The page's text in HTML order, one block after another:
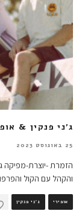
ג'ני פנקין &
25 באוגוסט 2023
הזמרת -יוצרת-מפיקה
והקהל עם הקול
אופירי ג'ני פנקין